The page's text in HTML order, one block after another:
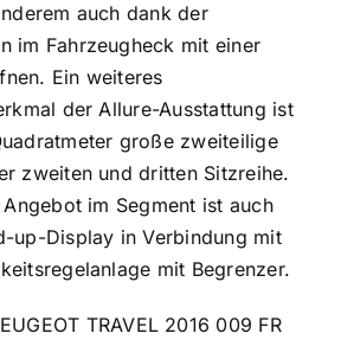
auch dank der
im Fahrzeugheck mit einer
Ein weiteres
der Allure-Ausstattung ist
große zweiteilige
zweiten und dritten Sitzreihe.
im Segment ist auch
up-Display in Verbindung mit
mit Begrenzer.